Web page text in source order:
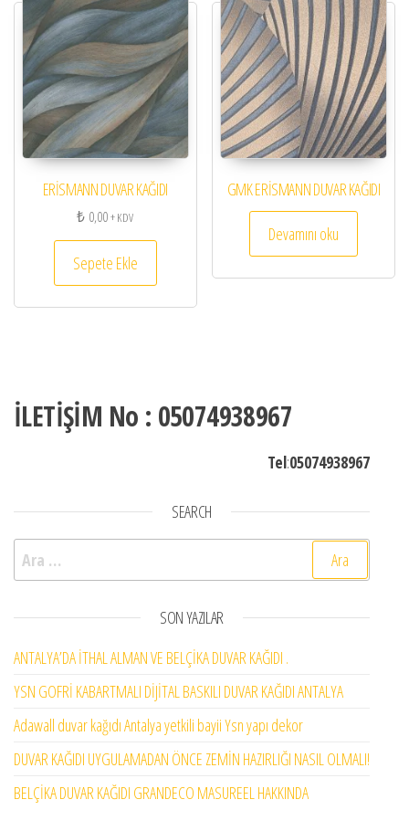
ERİSMANN DUVAR KAĞIDI
₺ 0,00+ KDV
Sepete Ekle
GMK ERİSMANN DUVAR KAĞIDI
Devamını oku
İLETİŞİM No : 05074938967
Tel:05074938967
SEARCH
Arama:
SON YAZILAR
ANTALYA’DA İTHAL ALMAN VE BELÇİKA DUVAR KAĞIDI .
YSN GOFRİ KABARTMALI DİJİTAL BASKILI DUVAR KAĞIDI ANTALYA
Adawall duvar kağıdı Antalya yetkili bayii Ysn yapı dekor
DUVAR KAĞIDI UYGULAMADAN ÖNCE ZEMİN HAZIRLIĞI NASIL OLMALI!
BELÇİKA DUVAR KAĞIDI GRANDECO MASUREEL HAKKINDA